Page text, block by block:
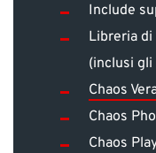
Include
Libreria di
(inclusi gli
Chaos
Chaos
Chaos